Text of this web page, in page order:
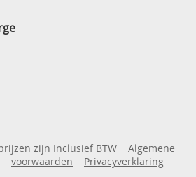
zijn Inclusief BTW
Algemene
voorwaarden
Privacyverklaring